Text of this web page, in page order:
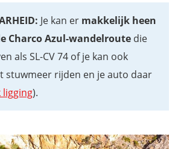
Je kan er makkelijk heen
Charco Azul-wandelroute die
als SL-CV 74 of je kan ook
stuwmeer rijden en je auto daar
ligging).